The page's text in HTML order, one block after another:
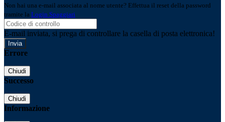
Non hai una e-mail associata al nome utente? Effettua il reset della password
tramite la Login Spaggiari
E-mail inviata, si prega di controllare la casella di posta elettronica!
Errore
Chiudi
Successo
Chiudi
Informazione